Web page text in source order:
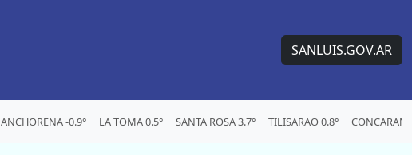
SANLUIS.GOV.AR
ANCHORENA -0.9° LA TOMA 0.5° SANTA ROSA 3.7° TILISARAO 0.8° CONCARAN